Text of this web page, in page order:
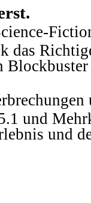
das
und
und